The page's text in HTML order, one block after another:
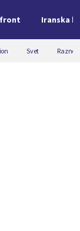
Iranska
Svet Razno